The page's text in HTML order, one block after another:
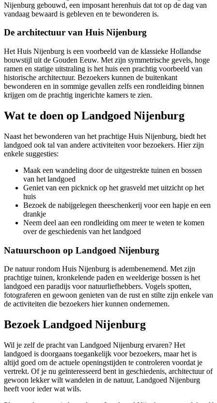
Nijenburg gebouwd, een imposant herenhuis dat tot op de dag van
vandaag bewaard is gebleven en te bewonderen is.
De architectuur van Huis Nijenburg
Het Huis Nijenburg is een voorbeeld van de klassieke Hollandse
bouwstijl uit de Gouden Eeuw. Met zijn symmetrische gevels, hoge
ramen en statige uitstraling is het huis een prachtig voorbeeld van
historische architectuur. Bezoekers kunnen de buitenkant
bewonderen en in sommige gevallen zelfs een rondleiding binnen
krijgen om de prachtig ingerichte kamers te zien.
Wat te doen op Landgoed Nijenburg
Naast het bewonderen van het prachtige Huis Nijenburg, biedt het
landgoed ook tal van andere activiteiten voor bezoekers. Hier zijn
enkele suggesties:
Maak een wandeling door de uitgestrekte tuinen en bossen
van het landgoed
Geniet van een picknick op het grasveld met uitzicht op het
huis
Bezoek de nabijgelegen theeschenkerij voor een hapje en een
drankje
Neem deel aan een rondleiding om meer te weten te komen
over de geschiedenis van het landgoed
Natuurschoon op Landgoed Nijenburg
De natuur rondom Huis Nijenburg is adembenemend. Met zijn
prachtige tuinen, kronkelende paden en weelderige bossen is het
landgoed een paradijs voor natuurliefhebbers. Vogels spotten,
fotograferen en gewoon genieten van de rust en stilte zijn enkele van
de activiteiten die bezoekers hier kunnen ondernemen.
Bezoek Landgoed Nijenburg
Wil je zelf de pracht van Landgoed Nijenburg ervaren? Het
landgoed is doorgaans toegankelijk voor bezoekers, maar het is
altijd goed om de actuele openingstijden te controleren voordat je
vertrekt. Of je nu geïnteresseerd bent in geschiedenis, architectuur of
gewoon lekker wilt wandelen in de natuur, Landgoed Nijenburg
heeft voor ieder wat wils.